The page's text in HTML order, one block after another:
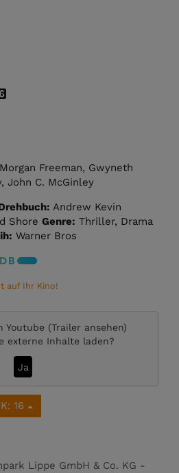
Freeman, Gwyneth
John C. McGinley
Andrew Kevin
Shore Genre: Thriller, Drama
Warner Bros
auf Ihr Kino!
Youtube (Trailer ansehen)
externe Inhalte laden?
Ja
16
Lippe GmbH & Co. KG -